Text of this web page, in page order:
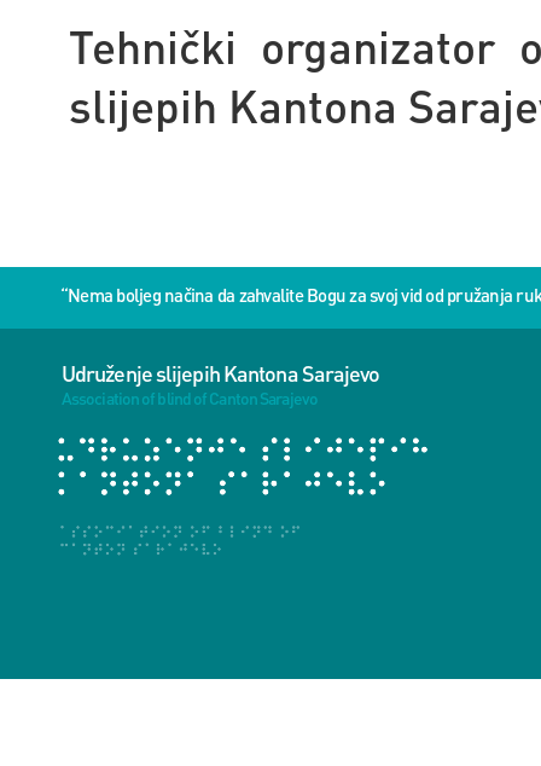
Tehnički organizator
slijepih Kantona
“Nema boljeg načina da zahvalite Bogu za svoj vid od pružanja
Udruženje slijepih Kantona Sarajevo
Association of blind of Canton Sarajevo